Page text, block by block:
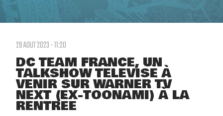
29 AOUT 2023 - 11:20
DC TEAM FRANCE, UN
TALKSHOW TÉLÉVISÉ À
VENIR SUR WARNER TV
NEXT (EX-TOONAMI) À LA
RENTRÉE